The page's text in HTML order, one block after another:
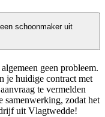
schoonmaker uit
geen probleem.
je huidige contract met
te vermelden
zodat het
uit Vlagtwedde!